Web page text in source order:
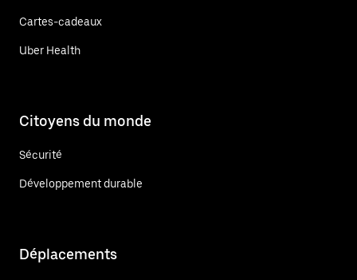
Cartes-cadeaux
Uber Health
Citoyens du monde
Sécurité
Développement durable
Déplacements